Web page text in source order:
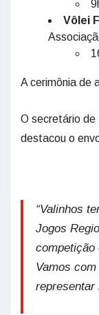
Vôlei
A cerimônia de
O secretário de
destacou o
“Valinhos
Jogos
competição
Vamos
representar